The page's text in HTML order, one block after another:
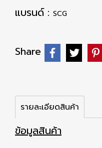
แบรนด์ : SCG
Share
รายละเอียดสินค้า
ข้อมูลสินค้า